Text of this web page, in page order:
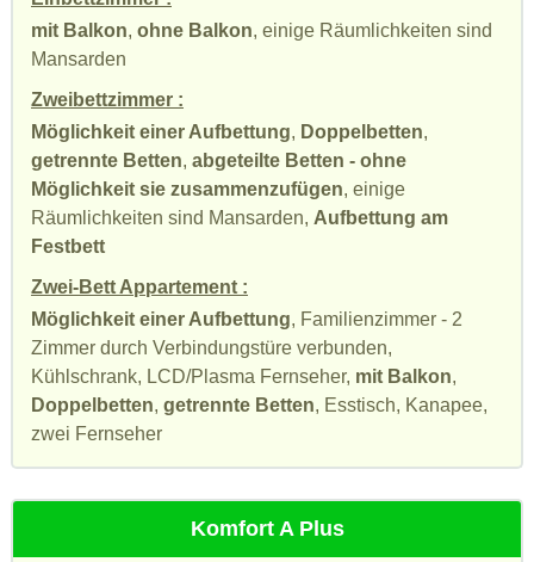
mit Balkon, ohne Balkon, einige Räumlichkeiten sind
Mansarden
Zweibettzimmer :
Möglichkeit einer Aufbettung, Doppelbetten,
getrennte Betten, abgeteilte Betten - ohne
Möglichkeit sie zusammenzufügen, einige
Räumlichkeiten sind Mansarden, Aufbettung am
Festbett
Zwei-Bett Appartement :
Möglichkeit einer Aufbettung, Familienzimmer - 2
Zimmer durch Verbindungstüre verbunden,
Kühlschrank, LCD/Plasma Fernseher, mit Balkon,
Doppelbetten, getrennte Betten, Esstisch, Kanapee,
zwei Fernseher
Komfort A Plus